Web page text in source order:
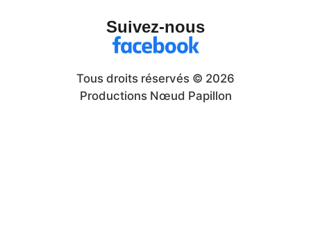
Suivez-nous
Tous droits réservés © 2026
Productions Nœud Papillon